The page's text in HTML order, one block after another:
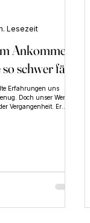
Ankommen -
schwer fällt
Erfahrungen uns
Doch unser Wert
Vergangenheit. Er
Lesezeit